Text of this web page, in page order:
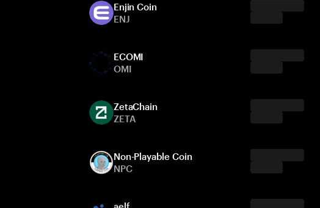
Enjin Coin
ENJ
ECOMI
OMI
ZetaChain
ZETA
Non-Playable Coin
NPC